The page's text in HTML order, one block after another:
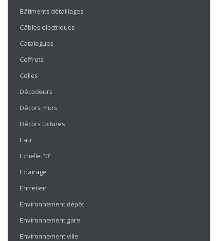
Bâtiments détaillages
Câbles electriques
Catalogues
Coffrets
Colles
Décodeurs
Décors murs
Décors toitures
Eau
Echelle "0"
Eclairage
Entretien
Environnement dépôt
Environnement gare
Environnement ville